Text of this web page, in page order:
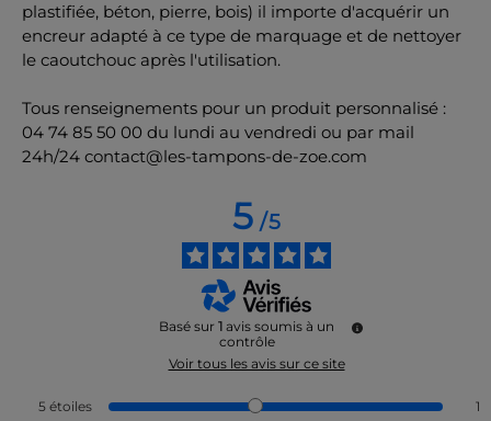
plastifiée, béton, pierre, bois) il importe d'acquérir un
encreur adapté à ce type de marquage et de nettoyer
le caoutchouc après l'utilisation.
Tous renseignements pour un produit personnalisé :
04 74 85 50 00 du lundi au vendredi ou par mail
24h/24 contact@les-tampons-de-zoe.com
5/5
Basé sur 1 avis soumis à un
contrôle
Voir tous les avis sur ce site
5 étoiles
1